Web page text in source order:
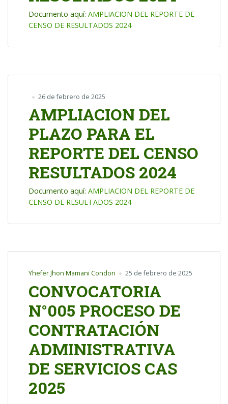
Documento aquí: AMPLIACION DEL REPORTE DE
CENSO DE RESULTADOS 2024
26 de febrero de 2025
AMPLIACION DEL
PLAZO PARA EL
REPORTE DEL CENSO
RESULTADOS 2024
Documento aquí: AMPLIACION DEL REPORTE DE
CENSO DE RESULTADOS 2024
Yhefer Jhon Mamani Condori 25 de febrero de 2025
CONVOCATORIA
N°005 PROCESO DE
CONTRATACIÓN
ADMINISTRATIVA
DE SERVICIOS CAS
2025